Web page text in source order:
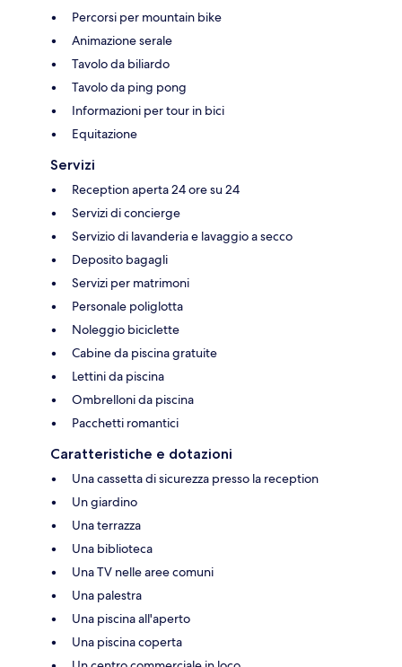
Percorsi per mountain bike
Animazione serale
Tavolo da biliardo
Tavolo da ping pong
Informazioni per tour in bici
Equitazione
Servizi
Reception aperta 24 ore su 24
Servizi di concierge
Servizio di lavanderia e lavaggio a secco
Deposito bagagli
Servizi per matrimoni
Personale poliglotta
Noleggio biciclette
Cabine da piscina gratuite
Lettini da piscina
Ombrelloni da piscina
Pacchetti romantici
Caratteristiche e dotazioni
Una cassetta di sicurezza presso la reception
Un giardino
Una terrazza
Una biblioteca
Una TV nelle aree comuni
Una palestra
Una piscina all'aperto
Una piscina coperta